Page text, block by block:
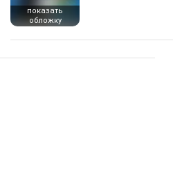
показать
обложку